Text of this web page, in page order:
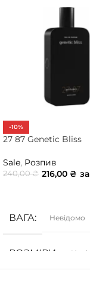
-10%
27 87 Genetic Bliss
Sale, Розпив
240,00₴ 216,00 ₴
ВАГА Невідомо
РОЗМІРИ